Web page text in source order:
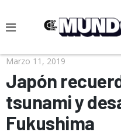
NOTICIAS
CULTURA POP
CIENCIA Y TECNOLOGÍA
VIDA
Marzo 11, 2019
Japón
tsunami y
Fukushima